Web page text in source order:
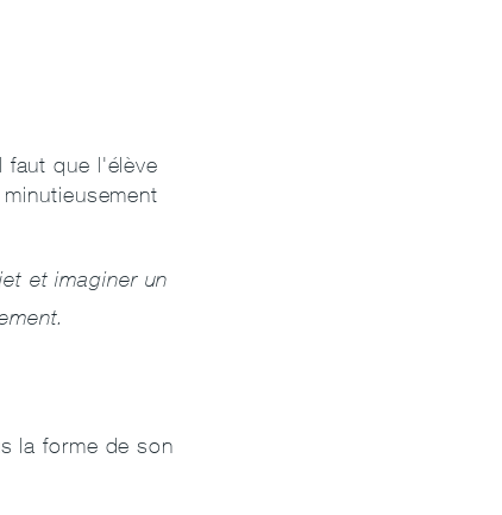
faut que l'élève
et imaginer un
la forme de son